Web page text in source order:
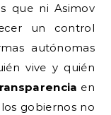
que ni Asimov
un control
autónomas
vive y quién
en
gobiernos no